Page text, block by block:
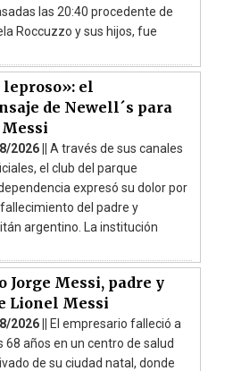
las 20:40 procedente de
Roccuzzo y sus hijos, fue
el
de Newell´s para
Messi
2026 || A través de sus canales
el club del parque
expresó su dolor por
del padre y
argentino. La institución
Jorge Messi, padre y
Lionel Messi
2026 ||
El empresario falleció a
68 años en un centro de salud
de su ciudad natal, donde